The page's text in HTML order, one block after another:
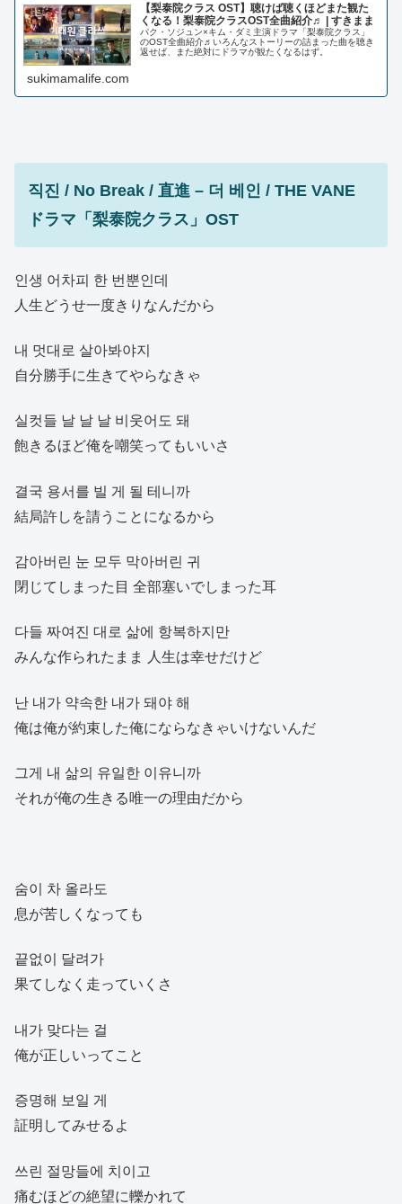
【梨泰院クラス OST】聴けば聴くほどまた観た
くなる！梨泰院クラスOST全曲紹介♬ | すきまま
パク・ソジュン×キム・ダミ主演ドラマ「梨泰院クラス」
のOST全曲紹介♬いろんなストーリーの詰まった曲を聴き
返せば、また絶対にドラマが観たくなるはず。
sukimamalife.com
직진 / No Break / 直進 – 더 베인 / THE VANE
ドラマ「梨泰院クラス」OST
인생 어차피 한 번뿐인데
人生どうせ一度きりなんだから
내 멋대로 살아봐야지
自分勝手に生きてやらなきゃ
실컷들 날 날 날 비웃어도 돼
飽きるほど俺を嘲笑ってもいいさ
결국 용서를 빌 게 될 테니까
結局許しを請うことになるから
감아버린 눈 모두 막아버린 귀
閉じてしまった目 全部塞いでしまった耳
다들 짜여진 대로 삶에 항복하지만
みんな作られたまま 人生は幸せだけど
난 내가 약속한 내가 돼야 해
俺は俺が約束した俺にならなきゃいけないんだ
그게 내 삶의 유일한 이유니까
それが俺の生きる唯一の理由だから
숨이 차 올라도
息が苦しくなっても
끝없이 달려가
果てしなく走っていくさ
내가 맞다는 걸
俺が正しいってこと
증명해 보일 게
証明してみせるよ
쓰린 절망들에 치이고
痛むほどの絶望に轢かれて